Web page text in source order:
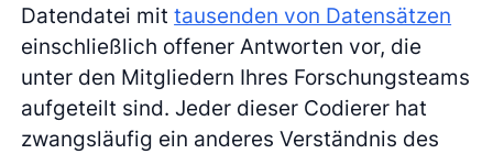
Datendatei mittausenden von Datensätzen
einschließlich offener Antworten vor, die
unter den Mitgliedern Ihres Forschungsteams
aufgeteilt sind. Jeder dieser Codierer hat
zwangsläufig ein anderes Verständnis des